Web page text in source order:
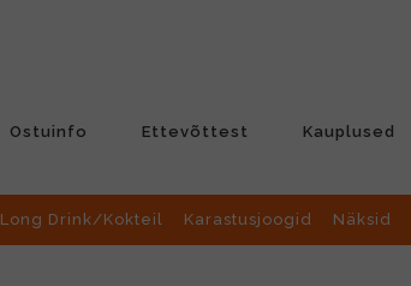
Ostuinfo Ettevõttest Kauplused
Long Drink/Kokteil Karastusjoogid Näksid